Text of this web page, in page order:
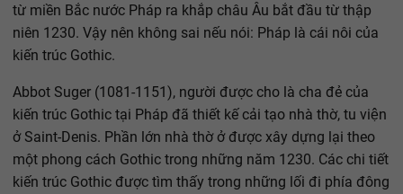
từ miền Bắc nước Pháp ra khắp châu Âu bắt đầu từ thập
niên 1230. Vậy nên không sai nếu nói: Pháp là cái nôi của
kiến trúc Gothic.
Abbot Suger (1081-1151), người được cho là cha đẻ của
kiến trúc Gothic tại Pháp đã thiết kế cải tạo nhà thờ, tu viện
ở Saint-Denis. Phần lớn nhà thờ ở được xây dựng lại theo
một phong cách Gothic trong những năm 1230. Các chi tiết
kiến ​​trúc Gothic được tìm thấy trong những lối đi phía đông